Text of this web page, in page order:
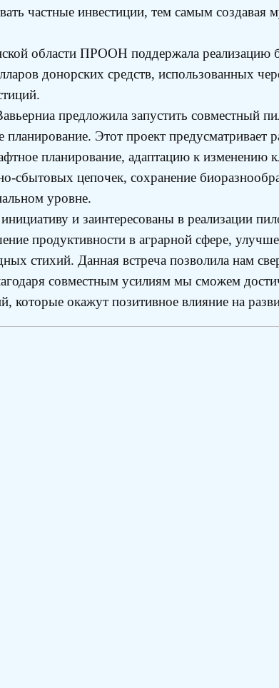
частные инвестиции, тем самым
области ПРООН поддержала
донорских средств, использованных
предложила запустить совместный
планирование. Этот проект
планирование, адаптацию к изменению
сбытовых цепочек, сохранение
уровне.
и заинтересованы в реализации
продуктивности в аграрной сфере,
стихий. Данная встреча позволила нам
совместным усилиям мы сможем
окажут позитивное влияние на